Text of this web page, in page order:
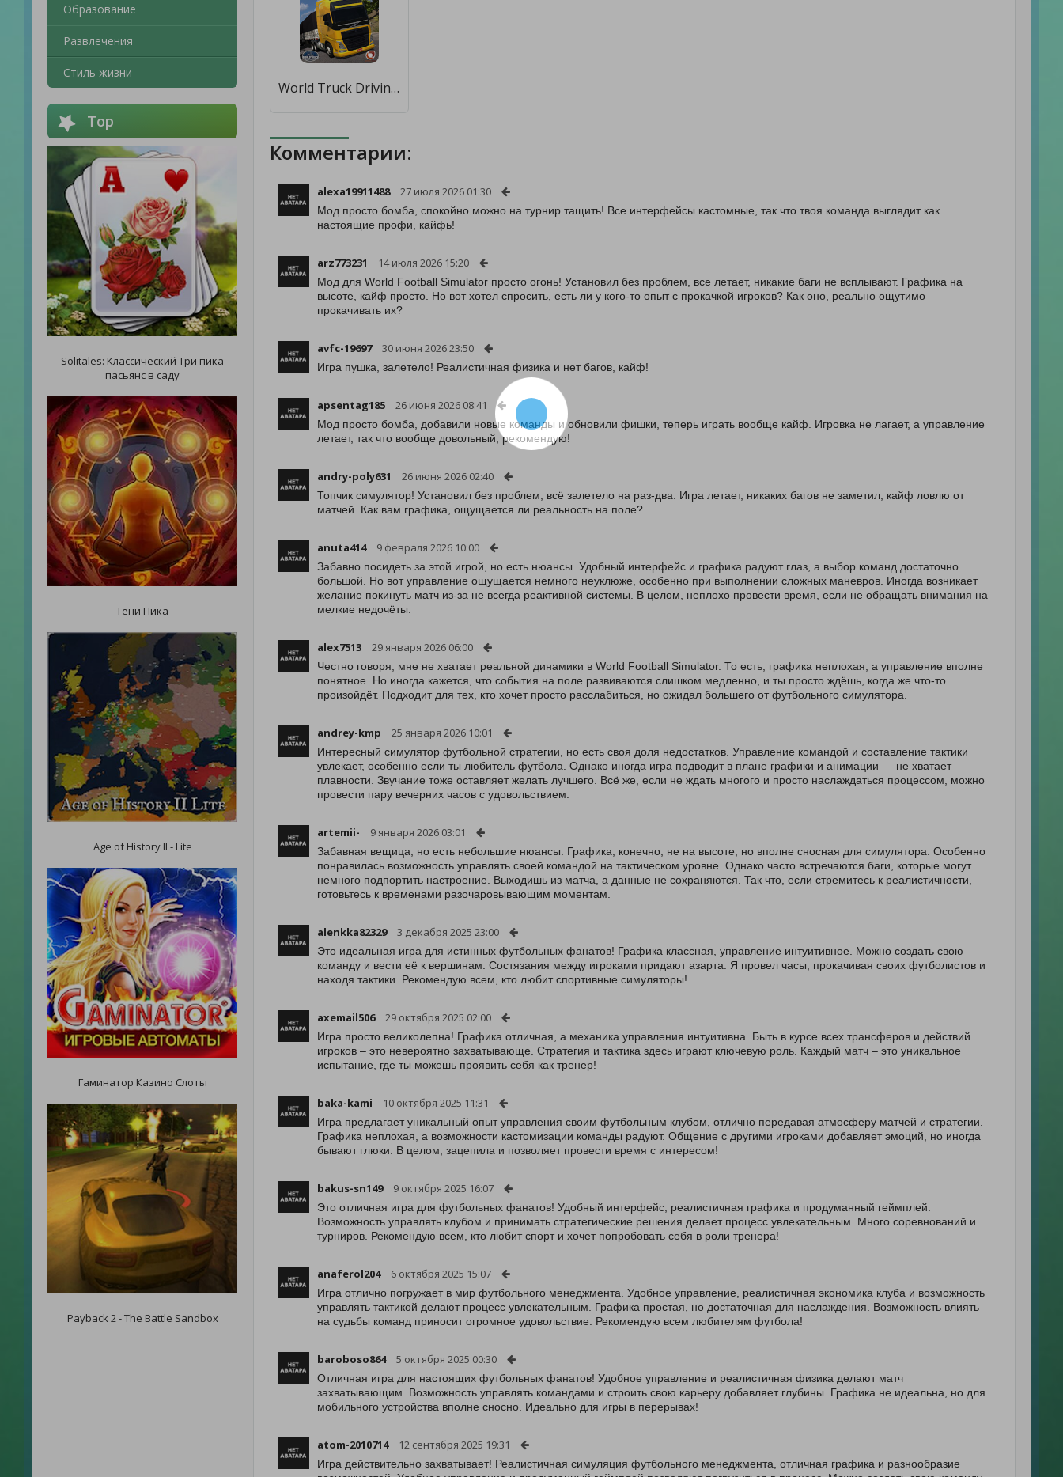
Образование
Развлечения
Стиль жизни
Top
Solitales: Классический Три пика
пасьянс в саду
Тени Пика
Age of History II - Lite
Гаминатор Казино Слоты
Payback 2 - The Battle Sandbox
World Truck Driving Simulator [Много монет]
Комментарии:
alexa19911488 27 июля 2026 01:30
Мод просто бомба, спокойно можно на турнир тащить! Все интерфейсы кастомные, так что твоя команда выглядит как
настоящие профи, кайфь!
arz773231 14 июля 2026 15:20
Мод для World Football Simulator просто огонь! Установил без проблем, все летает, никакие баги не всплывают. Графика на
высоте, кайф просто. Но вот хотел спросить, есть ли у кого-то опыт с прокачкой игроков? Как оно, реально ощутимо
прокачивать их?
avfc-19697 30 июня 2026 23:50
Игра пушка, залетело! Реалистичная физика и нет багов, кайф!
apsentag185 26 июня 2026 08:41
Мод просто бомба, добавили новые команды и обновили фишки, теперь играть вообще кайф. Игровка не лагает, а управление
летает, так что вообще довольный, рекомендую!
andry-poly631 26 июня 2026 02:40
Топчик симулятор! Установил без проблем, всё залетело на раз-два. Игра летает, никаких багов не заметил, кайф ловлю от
матчей. Как вам графика, ощущается ли реальность на поле?
anuta414 9 февраля 2026 10:00
Забавно посидеть за этой игрой, но есть нюансы. Удобный интерфейс и графика радуют глаз, а выбор команд достаточно
большой. Но вот управление ощущается немного неуклюже, особенно при выполнении сложных маневров. Иногда возникает
желание покинуть матч из-за не всегда реактивной системы. В целом, неплохо провести время, если не обращать внимания на
мелкие недочёты.
alex7513 29 января 2026 06:00
Честно говоря, мне не хватает реальной динамики в World Football Simulator. То есть, графика неплохая, а управление вполне
понятное. Но иногда кажется, что события на поле развиваются слишком медленно, и ты просто ждёшь, когда же что-то
произойдёт. Подходит для тех, кто хочет просто расслабиться, но ожидал большего от футбольного симулятора.
andrey-kmp 25 января 2026 10:01
Интересный симулятор футбольной стратегии, но есть своя доля недостатков. Управление командой и составление тактики
увлекает, особенно если ты любитель футбола. Однако иногда игра подводит в плане графики и анимации — не хватает
плавности. Звучание тоже оставляет желать лучшего. Всё же, если не ждать многого и просто наслаждаться процессом, можно
провести пару вечерних часов с удовольствием.
artemii- 9 января 2026 03:01
Забавная вещица, но есть небольшие нюансы. Графика, конечно, не на высоте, но вполне сносная для симулятора. Особенно
понравилась возможность управлять своей командой на тактическом уровне. Однако часто встречаются баги, которые могут
немного подпортить настроение. Выходишь из матча, а данные не сохраняются. Так что, если стремитесь к реалистичности,
готовьтесь к временами разочаровывающим моментам.
alenkka82329 3 декабря 2025 23:00
Это идеальная игра для истинных футбольных фанатов! Графика классная, управление интуитивное. Можно создать свою
команду и вести её к вершинам. Состязания между игроками придают азарта. Я провел часы, прокачивая своих футболистов и
находя тактики. Рекомендую всем, кто любит спортивные симуляторы!
axemail506 29 октября 2025 02:00
Игра просто великолепна! Графика отличная, а механика управления интуитивна. Быть в курсе всех трансферов и действий
игроков – это невероятно захватывающе. Стратегия и тактика здесь играют ключевую роль. Каждый матч – это уникальное
испытание, где ты можешь проявить себя как тренер!
baka-kami 10 октября 2025 11:31
Игра предлагает уникальный опыт управления своим футбольным клубом, отлично передавая атмосферу матчей и стратегии.
Графика неплохая, а возможности кастомизации команды радуют. Общение с другими игроками добавляет эмоций, но иногда
бывают глюки. В целом, зацепила и позволяет провести время с интересом!
bakus-sn149 9 октября 2025 16:07
Это отличная игра для футбольных фанатов! Удобный интерфейс, реалистичная графика и продуманный геймплей.
Возможность управлять клубом и принимать стратегические решения делает процесс увлекательным. Много соревнований и
турниров. Рекомендую всем, кто любит спорт и хочет попробовать себя в роли тренера!
anaferol204 6 октября 2025 15:07
Игра отлично погружает в мир футбольного менеджмента. Удобное управление, реалистичная экономика клуба и возможность
управлять тактикой делают процесс увлекательным. Графика простая, но достаточная для наслаждения. Возможность влиять
на судьбы команд приносит огромное удовольствие. Рекомендую всем любителям футбола!
baroboso864 5 октября 2025 00:30
Отличная игра для настоящих футбольных фанатов! Удобное управление и реалистичная физика делают матч
захватывающим. Возможность управлять командами и строить свою карьеру добавляет глубины. Графика не идеальна, но для
мобильного устройства вполне сносно. Идеально для игры в перерывах!
atom-2010714 12 сентября 2025 19:31
Игра действительно захватывает! Реалистичная симуляция футбольного менеджмента, отличная графика и разнообразие